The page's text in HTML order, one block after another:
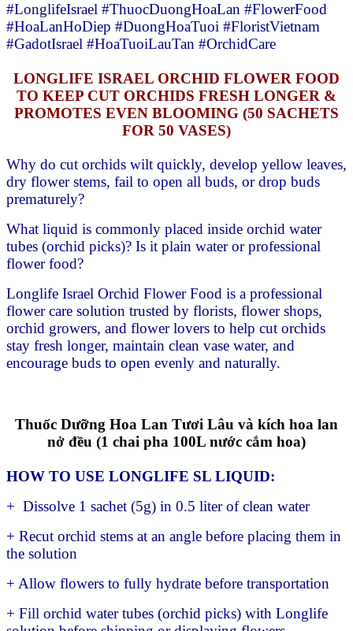
#LonglifeIsrael #ThuocDuongHoaLan #FlowerFood
#HoaLanHoDiep #DuongHoaTuoi #FloristVietnam
#GadotIsrael #HoaTuoiLauTan #OrchidCare
LONGLIFE ISRAEL ORCHID FLOWER FOOD
TO KEEP CUT ORCHIDS FRESH LONGER &
PROMOTES EVEN BLOOMING (50 SACHETS
FOR 50 VASES)
Why do cut orchids wilt quickly, develop yellow leaves,
dry flower stems, fail to open all buds, or drop buds
prematurely?
What liquid is commonly placed inside orchid water
tubes (orchid picks)? Is it plain water or professional
flower food?
Longlife Israel Orchid Flower Food is a professional
flower care solution trusted by florists, flower shops,
orchid growers, and flower lovers to help cut orchids
stay fresh longer, maintain clean vase water, and
encourage buds to open evenly and naturally.
Thuốc Dưỡng Hoa Lan Tươi Lâu và kích hoa lan
nở đều (1 chai pha 100L nước cắm hoa)
HOW TO USE LONGLIFE SL LIQUID:
+ Dissolve 1 sachet (5g) in 0.5 liter of clean water
+ Recut orchid stems at an angle before placing them in
the solution
+ Allow flowers to fully hydrate before transportation
+ Fill orchid water tubes (orchid picks) with Longlife